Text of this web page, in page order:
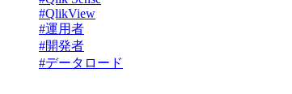
#QlikView
#運用者
#開発者
#データロード